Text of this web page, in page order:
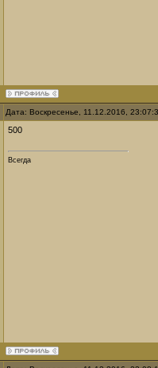
Дата: Воскресенье, 11.12.2016,
500
Всегда